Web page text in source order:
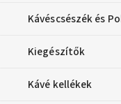
Kávéscsészék és
Kiegészítők
Kávé kellékek